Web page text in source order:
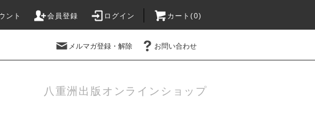
ント 会員登録 ログイン カート(0)
メルマガ登録・解除 お問い合わせ
八重洲出版オンラインショップ